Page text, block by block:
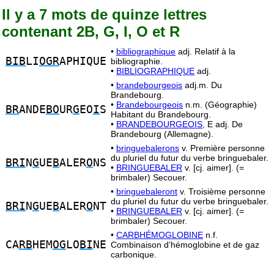
Il y a 7 mots de quinze lettres
contenant 2B, G, I, O et R
BIB LIOGRAPHIQUE
• bibliographique adj. Relatif à la
bibliographie.
• BIBLIOGRAPHIQUE adj.
BRANDE BOURG EOIS
• brandebourgeois adj.m. Du
Brandebourg.
• Brandebourgeois n.m. (Géographie)
Habitant du Brandebourg.
• BRANDEBOURGEOIS, E adj. De
Brandebourg (Allemagne).
BRI NGUE BALERO NS
• bringuebalerons v. Première personne
du pluriel du futur du verbe bringuebaler.
• BRINGUEBALER v. [cj. aimer]. (=
brimbaler) Secouer.
BRI NGUE BALERO NT
• bringuebaleront v. Troisième personne
du pluriel du futur du verbe bringuebaler.
• BRINGUEBALER v. [cj. aimer]. (=
brimbaler) Secouer.
CARB HEMOG LO BI NE
• CARBHÉMOGLOBINE n.f.
Combinaison d’hémoglobine et de gaz
carbonique.